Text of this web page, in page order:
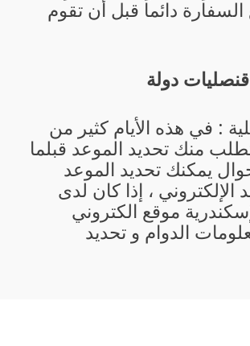
دائما قبل أن تقوم
دولة
: في هذه الأيام كثير من
منك تحديد الموعد قبلما
يمكنك تحديد الموعد
الإلكتروني ، إذا كان لدى
موقع الكتروني
الدوام و تحديد